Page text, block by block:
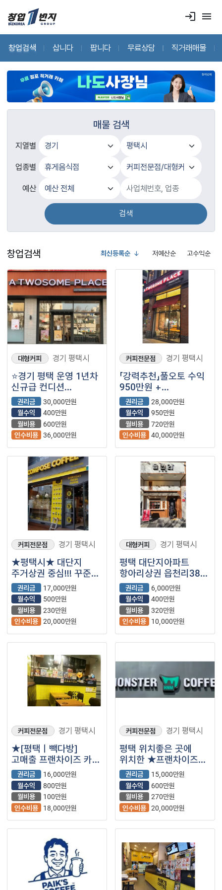
login menu
창업검색 삽니다 팝니다 무료상담 직거래매물
매물 검색
지열별
업종별
예산
검색
창업검색 최신등록순 저예산순 고수익순
대형커피 경기 평택시
⭐경기 평택 운영 1년차
신규급 컨디션
투썸플레이스 매장을
소개합니다 ⭐
권리금
30,000만원
월수익
400만원
월비용
600만원
인수비용 36,000만원
커피전문점 경기 평택시
「강력추천」풀오토 수익
950만원 +
@【투썸플레이스】
권리금
28,000만원
월수익
950만원
월비용
720만원
인수비용 40,000만원
커피전문점 경기 평택시
★평택시★ 대단지
주거상권 중심!!! 꾸준한
매출 ♡컴포즈커피♡
입니다.^^
권리금
17,000만원
월수익
500만원
월비용
230만원
인수비용 20,000만원
대형커피 경기 평택시
평택 대단지아파트
항아리상권 읍천리382
신규급매장입니다
권리금
6,000만원
월수익
400만원
월비용
320만원
인수비용
10,000만원
커피전문점 경기 평택시
★[평택ㅣ빽다방]
고매출 프랜차이즈 카페
양도양수 합니다 풀오토
유동인구 많은 코너자리
권리금
16,000만원
월수익
800만원
월비용
100만원
인수비용
18,000만원
커피전문점 경기 평택시
평택 위치좋은 곳에
위치한 ★프랜차이즈★
커피매장★ 양도양수
권리금
15,000만원
월수익
600만원
월비용
270만원
인수비용 20,000만원